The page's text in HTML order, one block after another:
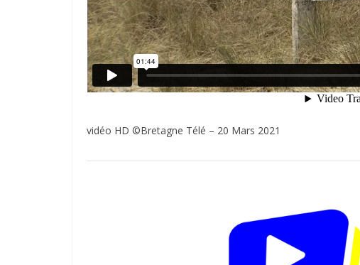
vidéo HD ©Bretagne Télé – 20 Mars 2021